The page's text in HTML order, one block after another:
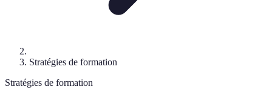
Stratégies de formation
Stratégies de formation